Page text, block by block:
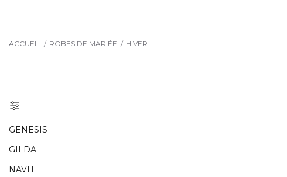
ACCUEIL / ROBES DE MARIÉE / HIVER
GENESIS
GILDA
NAVIT